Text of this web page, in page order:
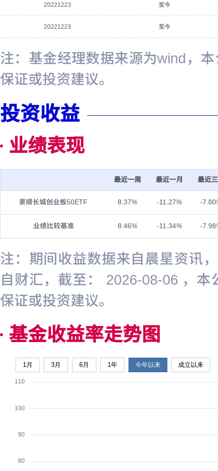
20221223 至今
20221223 至今
注：基金经理数据来源为wind，
保证或投资建议。
投资收益
业绩表现
最近一周 最近一月 最近
景顺长城创业板50ETF 8.37% -11.27% -7.80
业绩比较基准 8.46% -11.34% -7.98
注：期间收益数据来自晨星资讯
自财汇，截至： 2026-08-06 ，
保证或投资建议。
基金收益率走势图
1月 3月 6月 1年 今年以来 成立以来